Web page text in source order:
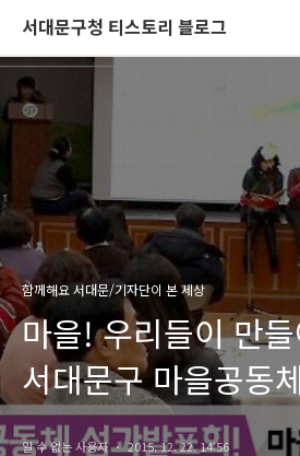
서대문구청 티스토리 블로그
함께해요 서대문/기자단이 본 세상
마을! 우리들이 만
서대문구 마을공동
성과발표회
알 수 없는 사용자 2015. 12. 22. 14:56